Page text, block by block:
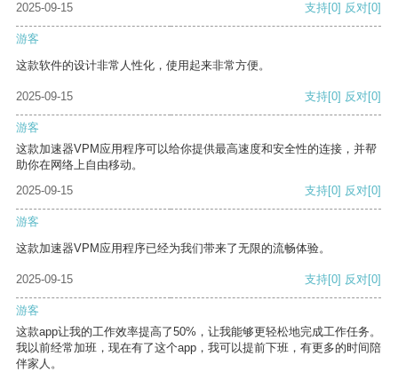
2025-09-15 支持[0] 反对[0]
游客
这款软件的设计非常人性化，使用起来非常方便。
2025-09-15 支持[0] 反对[0]
游客
这款加速器VPM应用程序可以给你提供最高速度和安全性的连接，并帮
助你在网络上自由移动。
2025-09-15
支持[0] 反对[0]
游客
这款加速器VPM应用程序已经为我们带来了无限的流畅体验。
2025-09-15 支持[0] 反对[0]
游客
这款app让我的工作效率提高了50%，让我能够更轻松地完成工作任务。
我以前经常加班，现在有了这个app，我可以提前下班，有更多的时间陪
伴家人。